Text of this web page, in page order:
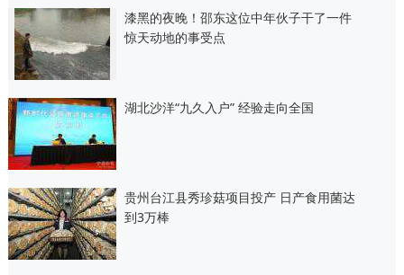
漆黑的夜晚！邵东这位中年伙子干了一件
惊天动地的事受点
湖北沙洋“九久入户” 经验走向全国
贵州台江县秀珍菇项目投产 日产食用菌达
到3万棒